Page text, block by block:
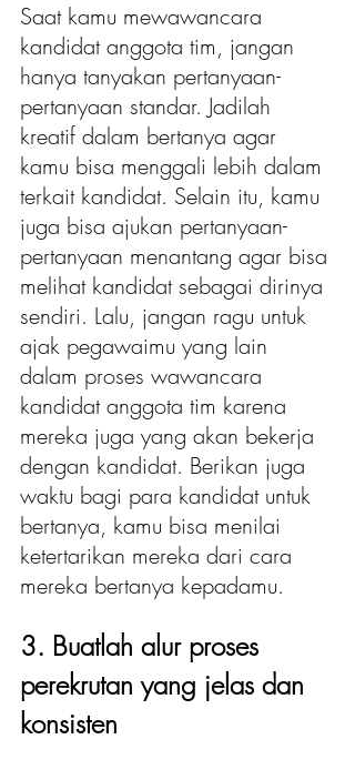
Saat kamu mewawancara
kandidat anggota tim, jangan
hanya tanyakan pertanyaan-
pertanyaan standar. Jadilah
kreatif dalam bertanya agar
kamu bisa menggali lebih dalam
terkait kandidat. Selain itu, kamu
juga bisa ajukan pertanyaan-
pertanyaan menantang agar bisa
melihat kandidat sebagai dirinya
sendiri. Lalu, jangan ragu untuk
ajak pegawaimu yang lain
dalam proses wawancara
kandidat anggota tim karena
mereka juga yang akan bekerja
dengan kandidat. Berikan juga
waktu bagi para kandidat untuk
bertanya, kamu bisa menilai
ketertarikan mereka dari cara
mereka bertanya kepadamu.
3. Buatlah alur proses
perekrutan yang jelas dan
konsisten